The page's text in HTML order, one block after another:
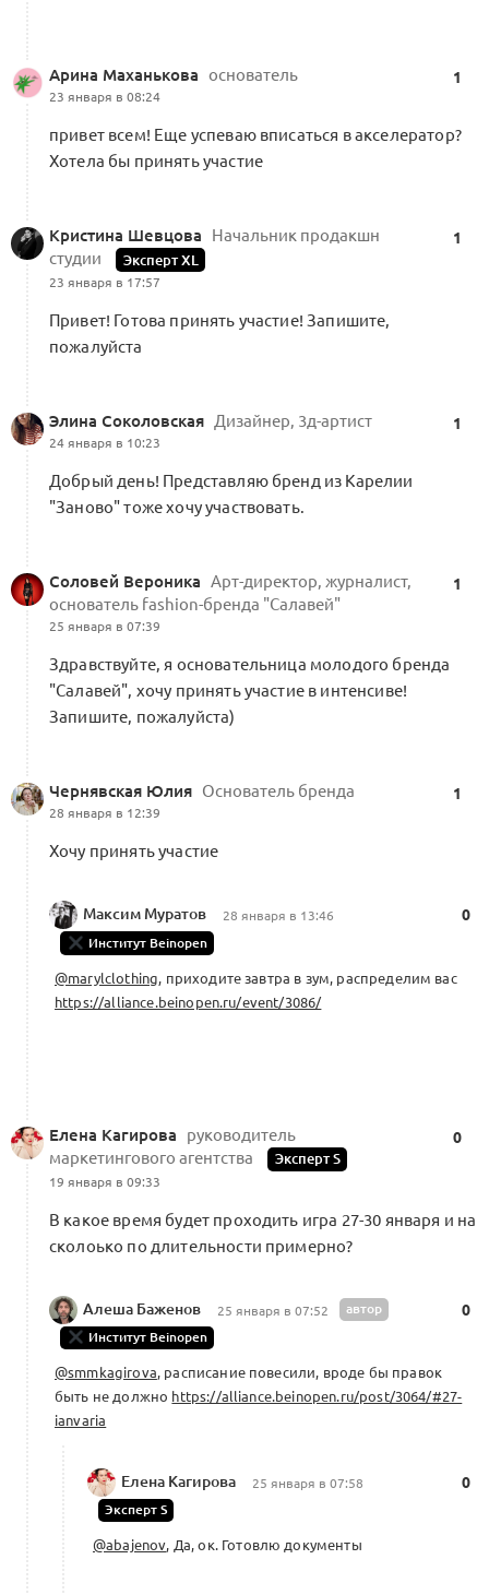
Форум Альянса 20 комментариев
Форум Альянса 0 комментариев
0 комментариев
Роль — редактор контент-потоков
и Свода знаний Альянса (RLTR)
Лидерам соообществ 1 комментарий
Презентация концепции деловых игр
и корректировка методики Еленой
Тищенко (ЭФ МГУ)
Правила работы в тройке
0
Форум Альянса
Распределение индивидуальных
Арина Маханькова основатель
23 января в 08:24
1
привет всем! Еще успеваю вписаться в акселератор?
Хотела бы принять участие
Кристина Шевцова
Начальник продакшн
студии
Эксперт XL
23 января в 17:57
1
Привет! Готова принять участие! Запишите,
пожалуйста
Элина Соколовская Дизайнер, 3д-артист
24 января в 10:23
1
Добрый день! Представляю бренд из Карелии
"Заново" тоже хочу участвовать.
Соловей Вероника Арт-директор, журналист,
основатель fashion-бренда "Салавей"
25 января в 07:39
1
Здравствуйте, я основательница молодого бренда
"Салавей", хочу принять участие в интенсиве!
Запишите, пожалуйста)
Чернявская Юлия Основатель бренда
28 января в 12:39
1
Хочу принять участие
Максим Муратов 28 января в 13:46
Институт Beinopen
0
@marylclothing, приходите завтра в зум, распределим вас
https://alliance.beinopen.ru/event/3086/
Елена Кагирова
руководитель
маркетингового агентства
Эксперт S
19 января в 09:33
0
В какое время будет проходить игра 27-30 января и на
сколоько по длительности примерно?
Алеша Баженов 25 января в 07:52
автор
Институт Beinopen
0
@smmkagirova, расписание повесили, вроде бы правок
быть не должно https://alliance.beinopen.ru/post/3064/#27-
ianvaria
Елена Кагирова 25 января в 07:58
Эксперт S
0
@abajenov, Да, ок. Готовлю документы